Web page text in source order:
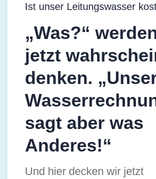
Ist unser Leitungswasser
„Was?“
jetzt
denken.
sagt aber was
Anderes!“
Und hier decken wir jetzt